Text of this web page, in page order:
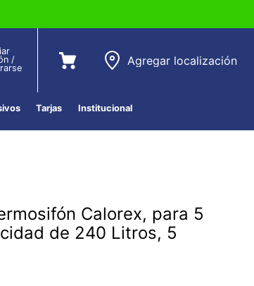
/
Agregar localización
Tarjas Institucional
Calorex, para 5
de 240 Litros, 5